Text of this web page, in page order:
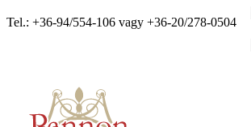
Tel.: +36-94/554-106 vagy +36-20/278-0504